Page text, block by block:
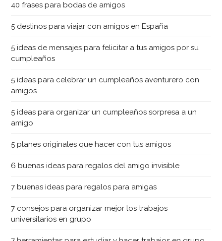
40 frases para bodas de amigos
5 destinos para viajar con amigos en España
5 ideas de mensajes para felicitar a tus amigos por su
cumpleaños
5 ideas para celebrar un cumpleaños aventurero con
amigos
5 ideas para organizar un cumpleaños sorpresa a un
amigo
5 planes originales que hacer con tus amigos
6 buenas ideas para regalos del amigo invisible
7 buenas ideas para regalos para amigas
7 consejos para organizar mejor los trabajos
universitarios en grupo